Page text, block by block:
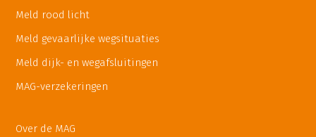
Meld rood licht
Meld gevaarlijke wegsituaties
Meld dijk- en wegafsluitingen
MAG-verzekeringen
Over de MAG